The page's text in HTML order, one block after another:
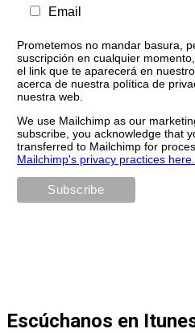
Email
Prometemos no mandar basura,
suscripción en cualquier
el link que te aparecerá en
acerca de nuestra política de
nuestra web.
We use Mailchimp as our
subscribe, you acknowledge that
transferred to Mailchimp for
Mailchimp's privacy practices here.
Escúchanos en